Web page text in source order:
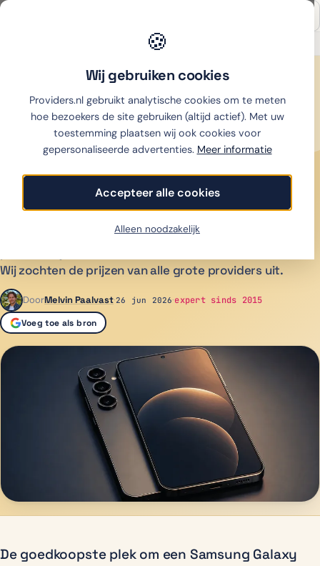
🍪
Wij gebruiken cookies
Providers.nl gebruikt analytische cookies om te meten
hoe bezoekers de site gebruiken (altijd actief). Met uw
toestemming plaatsen wij ook cookies voor
gepersonaliseerde advertenties. Meer informatie
Accepteer alle cookies
Alleen noodzakelijk
Thuiswinkel partner
MOBIEL
Samsung Galaxy S26 nu
spotgoedkoop: € 478 in
plaats van € 999
De Galaxy S26 kost € 999 bij Samsung, maar via een
Wij zochten de prijzen van alle grote providers uit.
DoorMelvin Paalvast·Gepubliceerd:
26 jun 2026·expert sinds 2015
Voeg toe als bron
De goedkoopste plek om een Samsung Galaxy